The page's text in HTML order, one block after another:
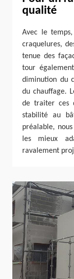
qualité
Avec le
craquelures,
tenue des
tour
diminution du
du chauffage.
de traiter ces
stabilité au
préalable,
les mieux
ravalement